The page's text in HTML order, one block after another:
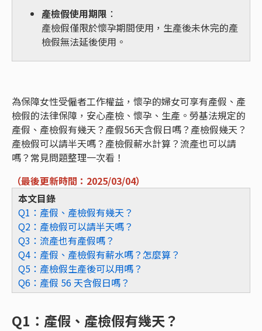
產檢假使用期限 ：
產檢假僅限於懷孕期間使用，生產後未休完的產
檢假無法延後使用。
為保障女性受僱者工作權益，懷孕的婦女可享有產假、產
檢假的法律保障，安心產檢、懷孕、生產。勞基法規定的
產假、產檢假有幾天？產假56天含假日嗎？產檢假幾天？
產檢假可以請半天嗎？產檢假薪水計算？流產也可以請
嗎？常見問題整理一次看！
（最後更新時間：2025/03/04）
本文目錄
Q1：產假、產檢假有幾天？
Q2：產檢假可以請半天嗎？
Q3：流產也有產假嗎？
Q4：產假、產檢假有薪水嗎？怎麼算？
Q5：產檢假生產後可以用嗎？
Q6：產假 56 天含假日嗎？
Q1：產假、產檢假有幾天？